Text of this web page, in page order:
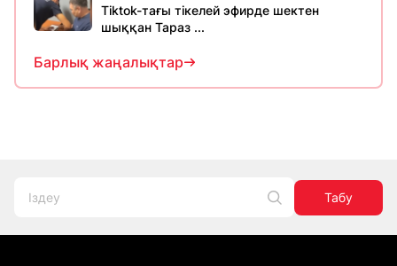
Tiktok-тағы тікелей эфирде шектен
шыққан Тараз ...
Барлық жаңалықтар
Табу